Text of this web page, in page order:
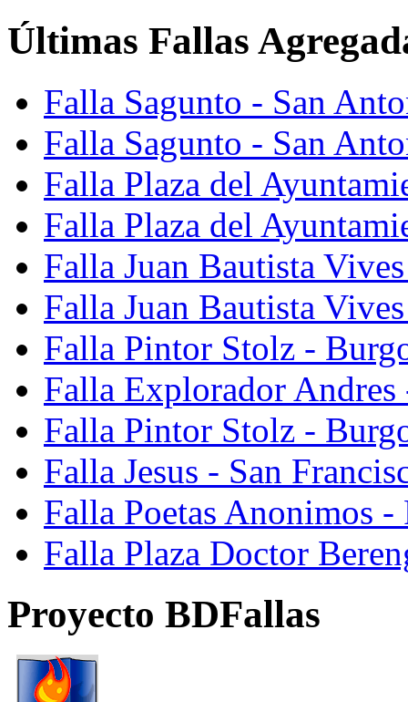
Últimas Fallas
Falla Sagunto - San
Falla Sagunto - San
Falla Plaza del
Falla Plaza del
Falla Juan Bautista
Falla Juan Bautista
Falla Pintor Stolz -
Falla Explorador Andres
Falla Pintor Stolz -
Falla Jesus - San
Falla Poetas Anonimos
Falla Plaza Doctor
Proyecto BDFallas